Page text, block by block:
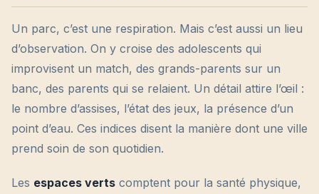
Un parc, c’est une respiration. Mais c’est aussi un lieu
d’observation. On y croise des adolescents qui
improvisent un match, des grands-parents sur un
banc, des parents qui se relaient. Un détail attire l’œil :
le nombre d’assises, l’état des jeux, la présence d’un
point d’eau. Ces indices disent la manière dont une ville
prend soin de son quotidien.
Les espaces verts comptent pour la santé physique,